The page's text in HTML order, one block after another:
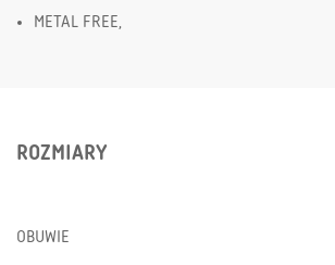
METAL FREE,
ROZMIARY
OBUWIE